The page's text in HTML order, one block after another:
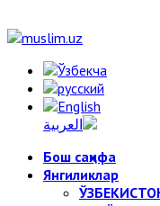
Бош саҳифа
Янгиликлар